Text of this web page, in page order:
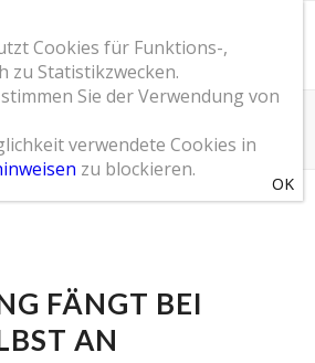
die Person als Marke begreifen
/ SOM Blog / die Person als Marke begreifen
FÄNGT BEI
AN
Cookies für Funktions-,
zu Statistikzwecken.
Sie der Verwendung von
verwendete Cookies in
zu blockieren.